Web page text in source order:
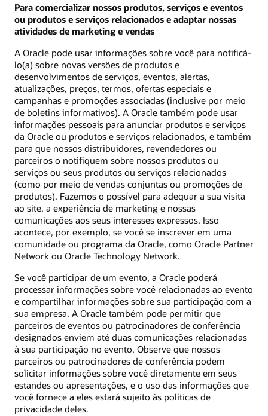
Para comercializar nossos produtos, serviços e eventos
ou produtos e serviços relacionados e adaptar nossas
atividades de marketing e vendas
A Oracle pode usar informações sobre você para notificá-
lo(a) sobre novas versões de produtos e
desenvolvimentos de serviços, eventos, alertas,
atualizações, preços, termos, ofertas especiais e
campanhas e promoções associadas (inclusive por meio
de boletins informativos). A Oracle também pode usar
informações pessoais para anunciar produtos e serviços
da Oracle ou produtos e serviços relacionados, e também
para que nossos distribuidores, revendedores ou
parceiros o notifiquem sobre nossos produtos ou
serviços ou seus produtos ou serviços relacionados
(como por meio de vendas conjuntas ou promoções de
produtos). Fazemos o possível para adequar a sua visita
ao site, a experiência de marketing e nossas
comunicações aos seus interesses expressos. Isso
acontece, por exemplo, se você se inscrever em uma
comunidade ou programa da Oracle, como Oracle Partner
Network ou Oracle Technology Network.
Se você participar de um evento, a Oracle poderá
processar informações sobre você relacionadas ao evento
e compartilhar informações sobre sua participação com a
sua empresa. A Oracle também pode permitir que
parceiros de eventos ou patrocinadores de conferência
designados enviem até duas comunicações relacionadas
à sua participação no evento. Observe que nossos
parceiros ou patrocinadores de conferência podem
solicitar informações sobre você diretamente em seus
estandes ou apresentações, e o uso das informações que
você fornece a eles estará sujeito às políticas de
privacidade deles.